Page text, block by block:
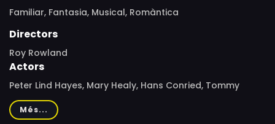
Familiar, Fantasia, Musical, Romàntica
Directors
Roy Rowland
Actors
Peter Lind Hayes, Mary Healy, Hans Conried, Tommy
Rettig, Noel Cravat, Robert Heasley, Jack Heasley,
George Chakiris, Alan Aric, Henry Kulky, Tony Butala, Kim
Més...